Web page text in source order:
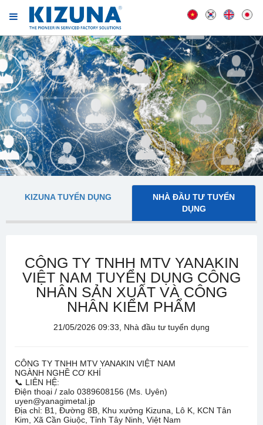
KIZUNA TUYỂN DỤNG
NHÀ ĐẦU TƯ TUYỂN
DỤNG
CÔNG TY TNHH MTV YANAKIN
VIỆT NAM TUYỂN DỤNG CÔNG
NHÂN SẢN XUẤT VÀ CÔNG
NHÂN KIỂM PHẨM
21/05/2026 09:33, Nhà đầu tư tuyển dụng
CÔNG TY TNHH MTV YANAKIN VIỆT NAM
NGÀNH NGHỀ CƠ KHÍ
📞 LIÊN HỆ:
Điện thoại / zalo 0389608156 (Ms. Uyên)
uyen@yanagimetal.jp
Địa chỉ: B1, Đường 8B, Khu xưởng Kizuna, Lô K, KCN Tân
Kim, Xã Cần Giuộc, Tỉnh Tây Ninh, Việt Nam